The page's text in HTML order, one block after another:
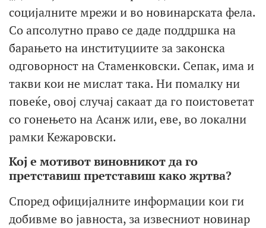
социјалните мрежи и во новинарската фела.
Со апсолутно право се даде поддршка на
барањето на институциите за законска
одговорност на Стаменковски. Сепак, има и
такви кои не мислат така. Ни помалку ни
повеќе, овој случај сакаат да го поистоветат
со гонењето на Асанж или, еве, во локални
рамки Кежаровски.
Кој е мотивот виновникот да го
претставиш претставиш како жртва?
Според официјалните информации кои ги
добивме во јавноста, за извесниот новинар